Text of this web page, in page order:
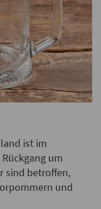
ist im
um
sind betroffen,
und